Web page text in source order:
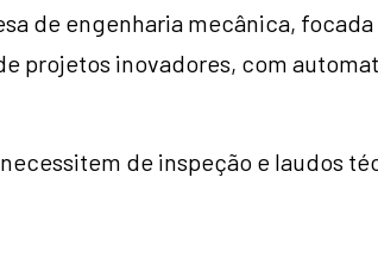
de engenharia mecânica,
projetos inovadores, com
de inspeção e laudos